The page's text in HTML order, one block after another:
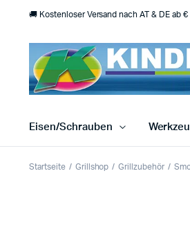
🚚 Kostenloser Versand nach AT & DE ab
Eisen/Schrauben
Startseite Grillshop Grillzubehör